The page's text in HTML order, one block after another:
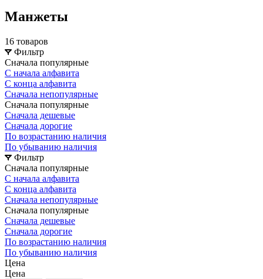
Манжеты
16 товаров
Фильтр
Сначала популярные
С начала алфавита
С конца алфавита
Сначала непопулярные
Сначала популярные
Сначала дешевые
Сначала дорогие
По возрастанию наличия
По убыванию наличия
Фильтр
Сначала популярные
С начала алфавита
С конца алфавита
Сначала непопулярные
Сначала популярные
Сначала дешевые
Сначала дорогие
По возрастанию наличия
По убыванию наличия
Цена
Цена